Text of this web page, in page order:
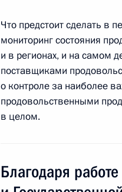
3 декабря 2009 года,
Визит в Ватикан
3 декабря 2009 года, 22:00
отношений с
Что предстоит сделать в
мониторинг состояния
и в регионах, и на самом
поставщиками
о контроле за наиболее
продовольственными
в целом.
Благодаря